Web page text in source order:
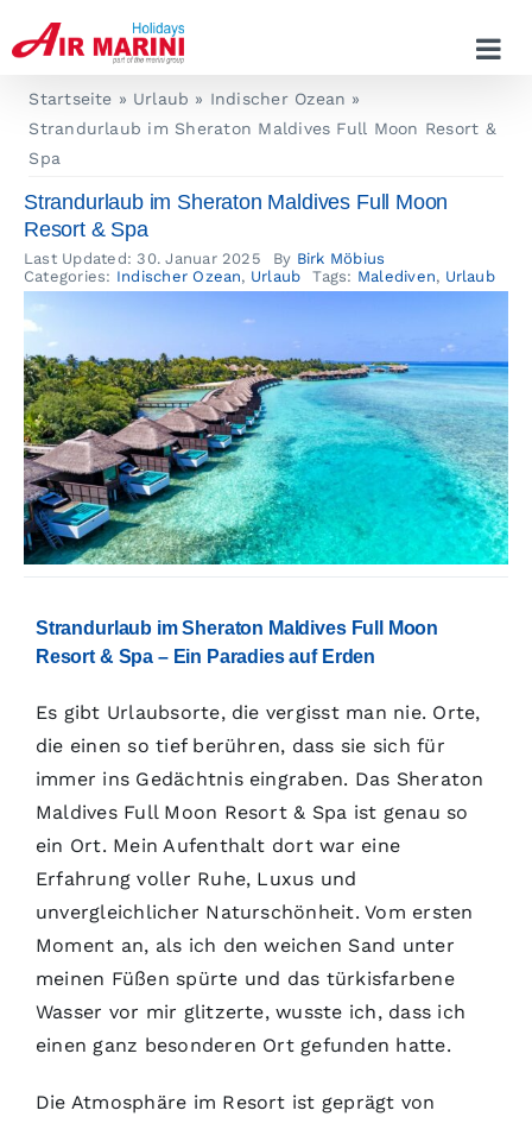
Inhalt
Startseite Urlaub
Indischer Ozean
Strandurlaub im Sheraton Maldives Full Moon Resort &
Spa
Strandurlaub im Sheraton Maldives Full Moon
Resort & Spa
Last Updated: 30. Januar 2025 By Birk Möbius
Categories: Indischer Ozean, Urlaub Tags: Malediven, Urlaub
Strandurlaub im Sheraton Maldives Full Moon
Resort & Spa – Ein Paradies auf Erden
Es gibt Urlaubsorte, die vergisst man nie. Orte,
die einen so tief berühren, dass sie sich für
immer ins Gedächtnis eingraben. Das Sheraton
Maldives Full Moon Resort & Spa ist genau so
ein Ort. Mein Aufenthalt dort war eine
Erfahrung voller Ruhe, Luxus und
unvergleichlicher Naturschönheit. Vom ersten
Moment an, als ich den weichen Sand unter
meinen Füßen spürte und das türkisfarbene
Wasser vor mir glitzerte, wusste ich, dass ich
einen ganz besonderen Ort gefunden hatte.
Die Atmosphäre im Resort ist geprägt von